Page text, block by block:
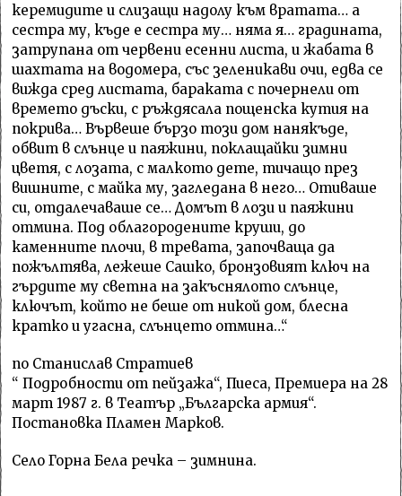
керемидите и слизащи надолу към вратата… а
сестра му, къде е сестра му… няма я… градината,
затрупана от червени есенни листа, и жабата в
шахтата на водомера, със зеленикави очи, едва се
вижда сред листата, бараката с почернели от
времето дъски, с ръждясала пощенска кутия на
покрива… Вървеше бързо този дом нанякъде,
обвит в слънце и паяжини, поклащайки зимни
цветя, с лозата, с малкото дете, тичащо през
вишните, с майка му, загледана в него… Отиваше
си, отдалечаваше се… Домът в лози и паяжини
отмина. Под облагородените круши, до
каменните плочи, в тревата, започваща да
пожълтява, лежеше Сашко, бронзовият ключ на
гърдите му светна на закъснялото слънце,
ключът, който не беше от никой дом, блесна
кратко и угасна, слънцето отмина…“
по Станислав Стратиев
“ Подробности от пейзажа“, Пиеса, Премиера на 28
март 1987 г. в Театър „Българска армия“.
Постановка Пламен Марков.
Село Горна Бела речка – зимнина.